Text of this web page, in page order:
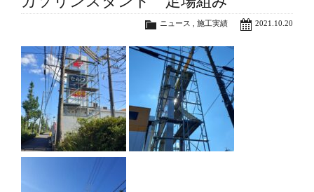
2021.10.20
ニュース 施工実績